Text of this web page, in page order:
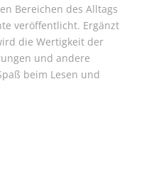
Bereichen des Alltags
veröffentlicht. Ergänzt
die Wertigkeit der
und andere
beim Lesen und